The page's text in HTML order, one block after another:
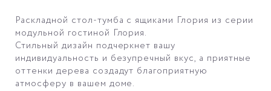
Раскладной стол-тумба с ящиками Глория из серии
модульной гостиной Глория.
Стильный дизайн подчеркнет вашу
индивидуальность и безупречный вкус, а приятные
оттенки дерева создадут благоприятную
атмосферу в вашем доме.